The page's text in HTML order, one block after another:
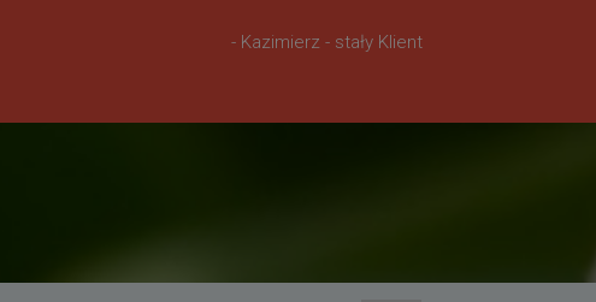
- Kazimierz - stały Klient